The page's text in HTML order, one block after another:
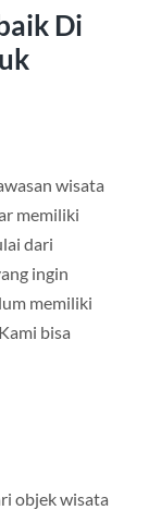
Di
wisata
memiliki
dari
ingin
memiliki
bisa
objek wisata